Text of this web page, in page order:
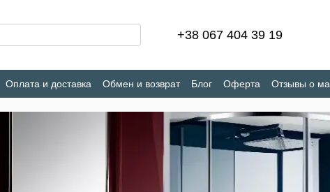
+38 067 404 39 19
Оплата и доставка Обмен и возврат Блог Оферта
Отзывы о